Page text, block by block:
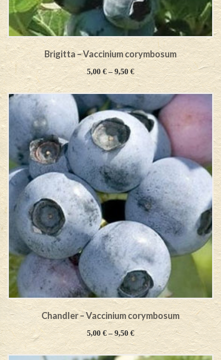
Brigitta – Vaccinium corymbosum
5,00€– 9,50€
Chandler – Vaccinium corymbosum
5,00 € –9,50€